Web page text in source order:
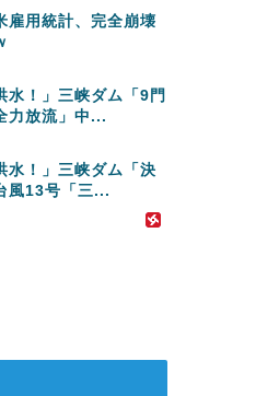
雇用統計、完全崩壊
水！」三峡ダム「9門
力放流」中...
水！」三峡ダム「決
風13号「三...